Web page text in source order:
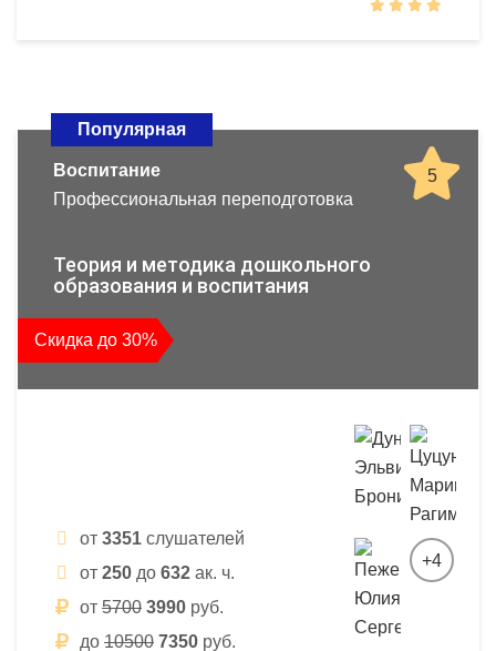
Популярная
5
Воспитание
Профессиональная переподготовка
Теория и методика дошкольного
образования и воспитания
Скидка до 30%
от 3351 слушателей
от 250 до 632 ак. ч.
от 5700 3990 руб.
до 10500 7350 руб.
+4